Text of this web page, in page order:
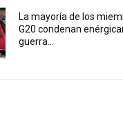
La mayoría de los
G20 condenan
guerra...